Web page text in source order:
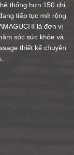
thống hơn 150 chi
tiếp tục mở rộng
là đơn vị
sóc sức khỏe và
thiết kế chuyên